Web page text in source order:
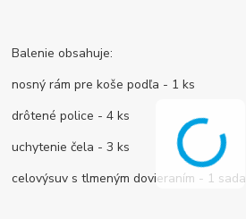
Balenie obsahuje:
nosný rám pre koše podľa - 1 ks
drôtené police - 4 ks
uchytenie čela - 3 ks
celovýsuv s tlmeným dovieraním - 1 sada